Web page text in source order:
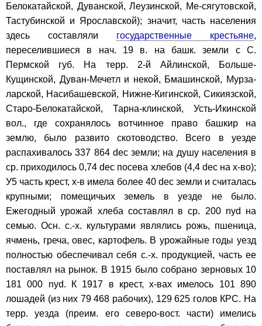
Белокатайской, Дуванской, Леузинской, Ме-сягутовской,
Тастубинской и Ярославской); значит, часть населения
здесь составляли государственные крестьяне,
переселившиеся в нач. 19 в. на башк. земли с С.
Пермской губ. На терр. 2-й Айлинской, Больше-
Кущинской, Дуван-Мечетл и некой, Бмашинской, Мурза-
ларской, Насибашевской, Нижне-Кигинской, Сикиязской,
Старо-Белокатайской, Тарна-клинской, Усть-Икинской
вол., где сохранялось вотчинное право башкир на
землю, было развито скотоводство. Всего в уезде
распахивалось 337 864 dec земли; на душу населения в
ср. приходилось 0,74 dec посева хлебов (4,4 dec на х-во);
У5 часть крест, х-в имела более 40 dec земли и считалась
крупными; помещичьих земель в уезде не было.
Ежегодный урожай хлеба составлял в ср. 200 nyd на
семью. Осн. с.-х. культурами являлись рожь, пшеница,
ячмень, греча, овес, картофель. В урожайные годы уезд
полностью обеспечивал себя с.-х. продукцией, часть ее
поставлял на рынок. В 1915 было собрано зерновых 10
181 000 nyd. К 1917 в крест, х-вах имелось 101 890
лошадей (из них 79 468 рабочих), 129 625 голов КРС. На
терр. уезда (преим. его северо-вост. части) имелись